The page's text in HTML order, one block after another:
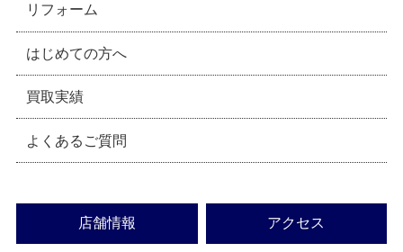
リフォーム
はじめての方へ
買取実績
よくあるご質問
店舗情報 アクセス